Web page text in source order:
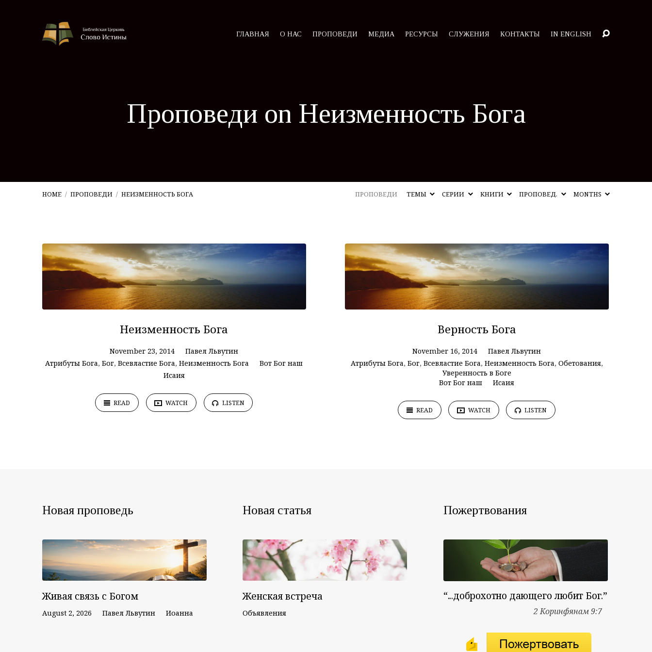
ГЛАВНАЯ О НАС ПРОПОВЕДИ МЕДИА РЕСУРСЫ СЛУЖЕНИЯ КОНТАКТЫ IN ENGLISH
Проповеди on Неизменность Бога
HOME / ПРОПОВЕДИ / НЕИЗМЕННОСТЬ БОГА ПРОПОВЕДИ ТЕМЫ СЕРИИ КНИГИ ПРОПОВЕД. MONTHS
Проповеди
on
Неизменность
Неизменность Бога
November 23, 2014
Павел Львутин
Атрибуты Бога,Бог,Всевластие Бога,Неизменность Бога
Вот Бог наш
Исаия
READ WATCH LISTEN
Верность Бога
November 16, 2014
Павел Львутин
Атрибуты Бога, Бог, Всевластие Бога, Неизменность Бога, Обетования,
Уверенность в Боге
Вот Бог наш
Исаия
READ WATCH LISTEN
Новая проповедь
Живая связь с Богом
August 2, 2026 Павел Львутин Иоанна
Новая статья
Женская встреча
Объявления
Пожертвования
“...доброхотно дающего любит Бог.”
2 Коринфянам 9:7